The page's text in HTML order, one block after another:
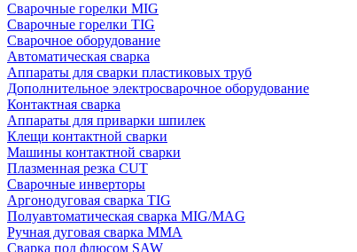
Сварочные горелки MIG
Сварочные горелки TIG
Сварочное оборудование
Автоматическая сварка
Аппараты для сварки пластиковых труб
Дополнительное электросварочное оборудование
Контактная сварка
Аппараты для приварки шпилек
Клещи контактной сварки
Машины контактной сварки
Плазменная резка CUT
Сварочные инверторы
Аргонодуговая сварка TIG
Полуавтоматическая сварка MIG/MAG
Ручная дуговая сварка MMA
Сварка под флюсом SAW